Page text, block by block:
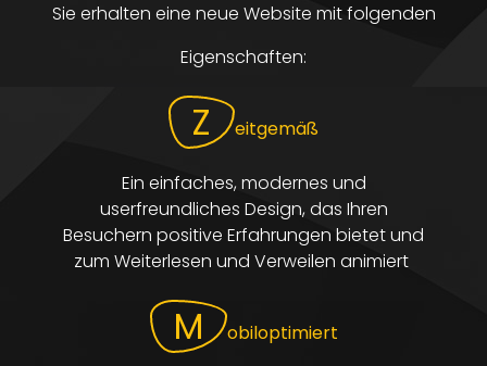
Sie erhalten eine neue Website mit folgenden
Eigenschaften:
Z eitgemäß
Ein einfaches,modernes und
userfreundliches Design,das Ihren
Besuchern positive Erfahrungen bietet und
zum Weiterlesen und Verweilen animiert
M obiloptimiert